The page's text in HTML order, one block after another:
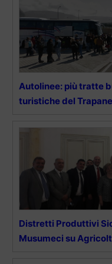
Autolinee: più tratte
turistiche del
Distretti Produttivi
Musumeci su